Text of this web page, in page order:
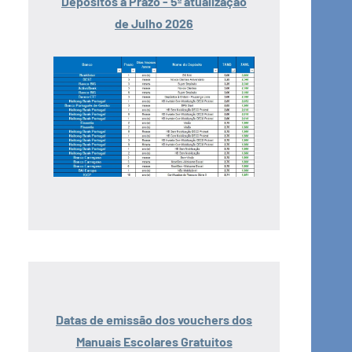
de Julho 2026
Datas de emissão dos vouchers dos
Manuais Escolares Gratuitos